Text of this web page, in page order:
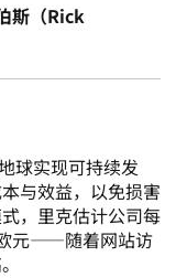
斯（Rick
球实现可持续发
与效益，以免损害
，里克估计公司每
元——随着网站访